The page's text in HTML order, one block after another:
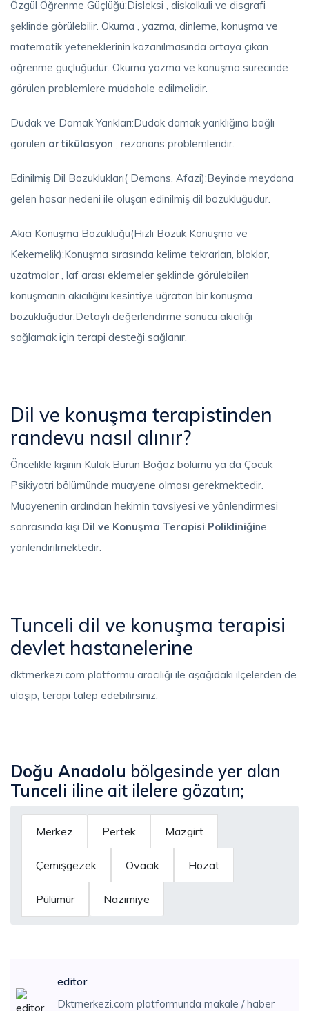
Özgül Öğrenme Güçlüğü:Disleksi , diskalkuli ve disgrafi
şeklinde görülebilir. Okuma , yazma, dinleme, konuşma ve
matematik yeteneklerinin kazanılmasında ortaya çıkan
öğrenme güçlüğüdür. Okuma yazma ve konuşma sürecinde
görülen problemlere müdahale edilmelidir.
Dudak ve Damak Yarıkları:Dudak damak yarıklığına bağlı
görülen artikülasyon , rezonans problemleridir.
Edinilmiş Dil Bozuklukları( Demans, Afazi):Beyinde meydana
gelen hasar nedeni ile oluşan edinilmiş dil bozukluğudur.
Akıcı Konuşma Bozukluğu(Hızlı Bozuk Konuşma ve
Kekemelik):Konuşma sırasında kelime tekrarları, bloklar,
uzatmalar , laf arası eklemeler şeklinde görülebilen
konuşmanın akıcılığını kesintiye uğratan bir konuşma
bozukluğudur.Detaylı değerlendirme sonucu akıcılığı
sağlamak için terapi desteği sağlanır.
Dil ve konuşma terapistinden
randevu nasıl alınır?
Öncelikle kişinin Kulak Burun Boğaz bölümü ya da Çocuk
Psikiyatri bölümünde muayene olması gerekmektedir.
Muayenenin ardından hekimin tavsiyesi ve yönlendirmesi
sonrasında kişi Dil ve Konuşma Terapisi Polikliniğine
yönlendirilmektedir.
Tunceli dil ve konuşma terapisi
devlet hastanelerine
dktmerkezi.com platformu aracılığı ile aşağıdaki ilçelerden de
ulaşıp, terapi talep edebilirsiniz.
Doğu Anadolu bölgesinde yer alan
Tunceli iline ait ilelere gözatın;
Merkez Pertek Mazgirt
Çemişgezek Ovacık Hozat
Pülümür Nazımiye
editor
Dktmerkezi.com platformunda makale / haber